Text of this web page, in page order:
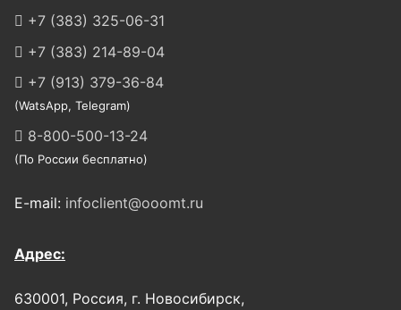
+7 (383) 325-06-31
+7 (383) 214-89-04
+7 (913) 379-36-84
(WatsApp, Telegram)
8-800-500-13-24
(По России бесплатно)
E-mail: infoclient@ooomt.ru
Адрес:
630001, Россия, г. Новосибирск,